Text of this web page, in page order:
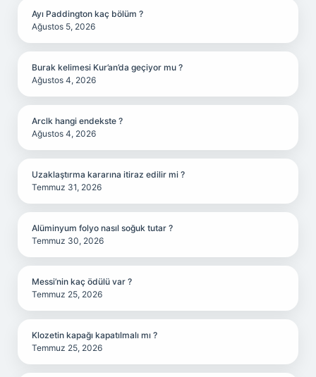
Ayı Paddington kaç bölüm ?
Ağustos 5, 2026
Burak kelimesi Kur’an’da geçiyor mu ?
Ağustos 4, 2026
Arclk hangi endekste ?
Ağustos 4, 2026
Uzaklaştırma kararına itiraz edilir mi ?
Temmuz 31, 2026
Alüminyum folyo nasıl soğuk tutar ?
Temmuz 30, 2026
Messi’nin kaç ödülü var ?
Temmuz 25, 2026
Klozetin kapağı kapatılmalı mı ?
Temmuz 25, 2026